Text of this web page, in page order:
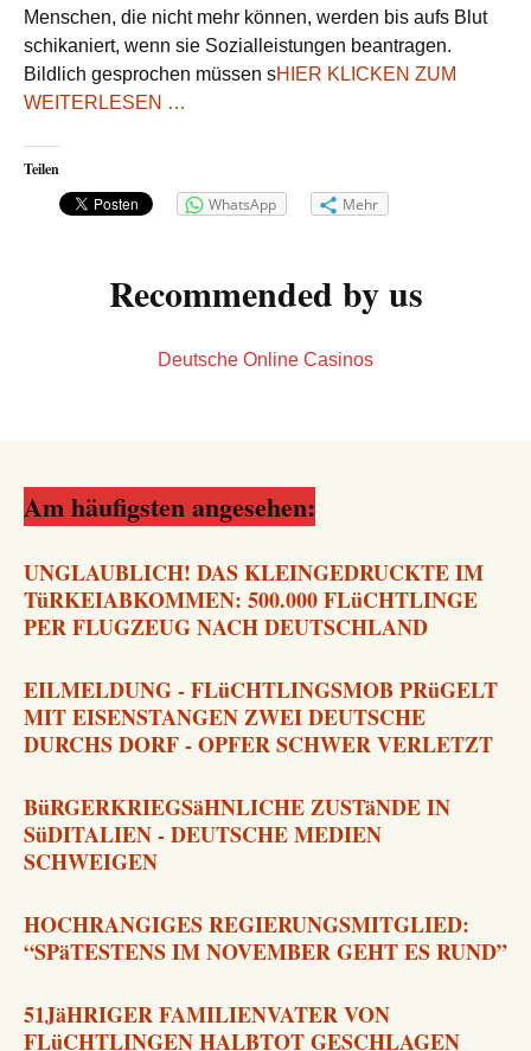
Menschen, die nicht mehr können, werden bis aufs Blut
schikaniert, wenn sie Sozialleistungen beantragen.
Bildlich gesprochen müssen sHIER KLICKEN ZUM
WEITERLESEN …
Teilen
WhatsApp
Mehr
Recommended by us
Deutsche Online Casinos
Am häufigsten angesehen:
UNGLAUBLICH! DAS KLEINGEDRUCKTE IM
TüRKEIABKOMMEN: 500.000 FLüCHTLINGE
PER FLUGZEUG NACH DEUTSCHLAND
EILMELDUNG - FLüCHTLINGSMOB PRüGELT
MIT EISENSTANGEN ZWEI DEUTSCHE
DURCHS DORF - OPFER SCHWER VERLETZT
BüRGERKRIEGSäHNLICHE ZUSTäNDE IN
SüDITALIEN - DEUTSCHE MEDIEN
SCHWEIGEN
HOCHRANGIGES REGIERUNGSMITGLIED:
“SPäTESTENS IM NOVEMBER GEHT ES RUND”
51JäHRIGER FAMILIENVATER VON
FLüCHTLINGEN HALBTOT GESCHLAGEN